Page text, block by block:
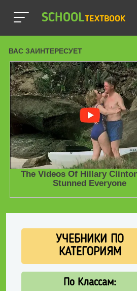
SCHOOLTEXTBOOK
УЧЕБНИКИ ПО
КАТЕГОРИЯМ
По Классам: